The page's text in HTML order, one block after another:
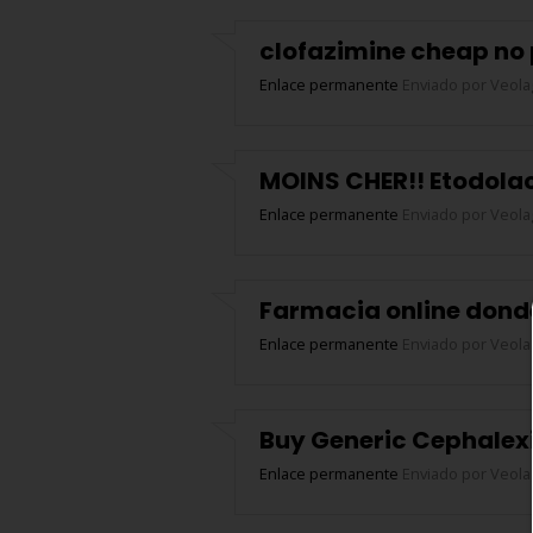
clofazimine cheap no
Enlace permanente Enviado por
MOINS CHER!!
Enlace permanente Enviado por
Farmacia online
Enlace permanente Enviado por
Buy Generic
Enlace permanente Enviado por